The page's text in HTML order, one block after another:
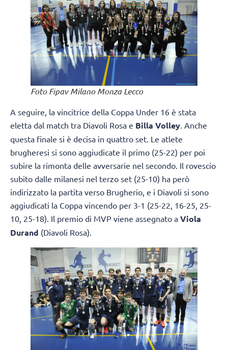
Foto Fipav Milano Monza Lecco
A seguire, la vincitrice della Coppa Under 16 è stata
eletta dal match tra Diavoli Rosa e Billa Volley . Anche
questa finale si è decisa in quattro set. Le atlete
brugheresi si sono aggiudicate il primo (25-22) per poi
subire la rimonta delle avversarie nel secondo. Il rovescio
subito dalle milanesi nel terzo set (25-10) ha però
indirizzato la partita verso Brugherio, e i Diavoli si sono
aggiudicati la Coppa vincendo per 3-1 (25-22, 16-25, 25-
10, 25-18). Il premio di MVP viene assegnato a Viola
Durand (Diavoli Rosa).